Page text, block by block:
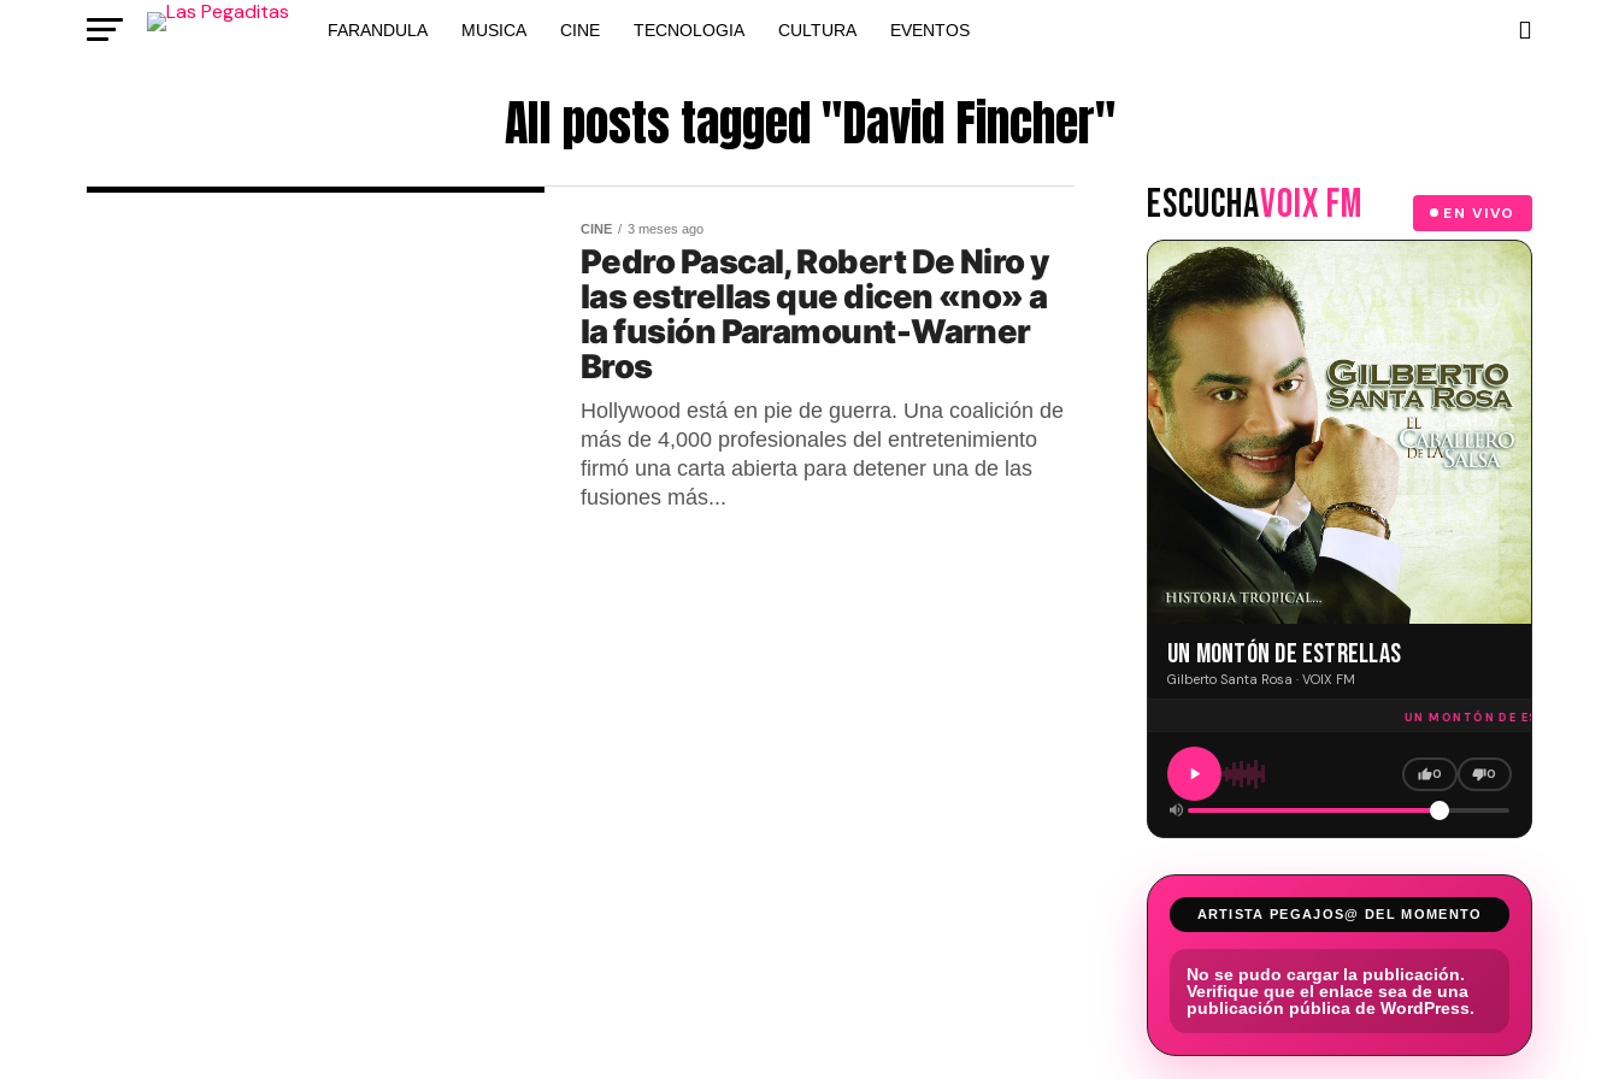
FARANDULA MUSICA CINE TECNOLOGIA CULTURA EVENTOS
All posts tagged "David Fincher"
CINE 3 meses ago
Pedro Pascal, Robert De Niro y
las estrellas que dicen «no» a
la fusión Paramount-Warner
Bros
Hollywood está en pie de guerra. Una coalición de
más de 4,000 profesionales del entretenimiento
firmó una carta abierta para detener una de las
fusiones más...
ESCUCHAVOIX FM EN VIVO
UN MONTÓN DE ESTRELLAS
Gilberto Santa Rosa · VOIX FM
UN MONTÓN DE ESTRELLAS ·
0 0
ARTISTA PEGAJOS@ DEL MOMENTO
No se pudo cargar la publicación.
Verifique que el enlace sea de una
publicación pública de WordPress.